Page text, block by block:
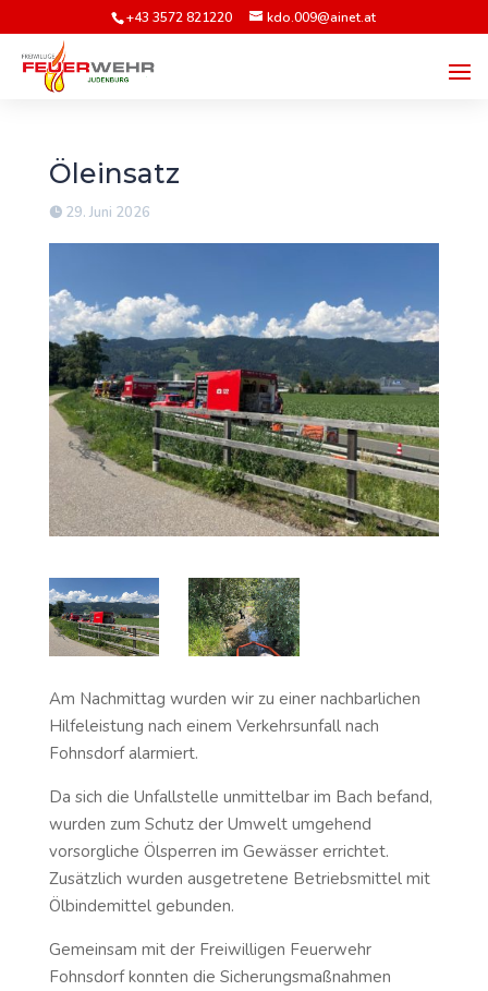
+43 3572 821220 kdo.009@ainet.at
Öleinsatz
29. Juni 2026
Am Nachmittag wurden wir zu einer nachbarlichen
Hilfeleistung nach einem Verkehrsunfall nach
Fohnsdorf alarmiert.
Da sich die Unfallstelle unmittelbar im Bach befand,
wurden zum Schutz der Umwelt umgehend
vorsorgliche Ölsperren im Gewässer errichtet.
Zusätzlich wurden ausgetretene Betriebsmittel mit
Ölbindemittel gebunden.
Gemeinsam mit der Freiwilligen Feuerwehr
Fohnsdorf konnten die Sicherungsmaßnahmen